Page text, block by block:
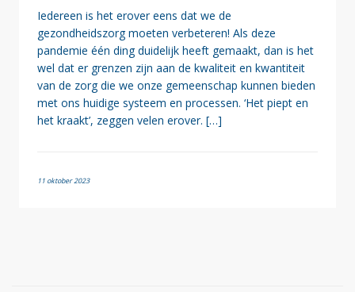
Iedereen is het erover eens dat we de
gezondheidszorg moeten verbeteren! Als deze
pandemie één ding duidelijk heeft gemaakt, dan is het
wel dat er grenzen zijn aan de kwaliteit en kwantiteit
van de zorg die we onze gemeenschap kunnen bieden
met ons huidige systeem en processen. ‘Het piept en
het kraakt’, zeggen velen erover. […]
11 oktober 2023